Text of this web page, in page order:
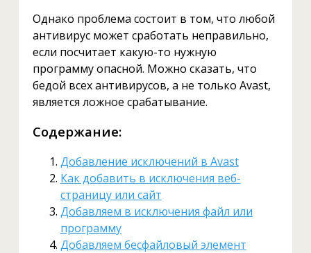
Однако проблема состоит в том, что любой
антивирус может сработать неправильно,
если посчитает какую-то нужную
программу опасной. Можно сказать, что
бедой всех антивирусов, а не только Avast,
является ложное срабатывание.
Содержание:
Добавление исключений в Avast
Как добавить в исключения веб-
страницу или сайт
Добавляем в исключения файл или
программу
Добавляем бесфайловый элемент